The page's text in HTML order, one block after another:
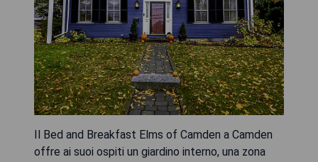
Il Bed and Breakfast Elms of Camden a Camden
offre ai suoi ospiti un giardino interno, una zona